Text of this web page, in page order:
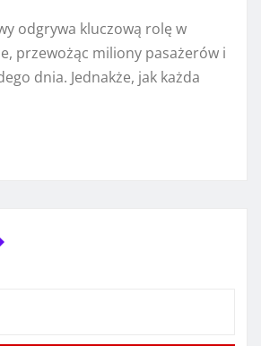
odgrywa kluczową rolę w
przewożąc miliony pasażerów i
dnia. Jednakże, jak każda